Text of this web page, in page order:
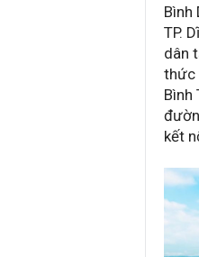
Bình
TP.
dân
thức
Bình
kết